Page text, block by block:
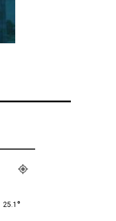
25.1 °